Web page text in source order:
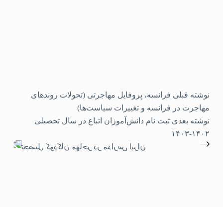
نوشته قبلی فرانسه، پروفایل مهاجرتی (تحولات روندهای
مهاجرت در فرانسه و تغییرات سیاست‌ها)
نوشته بعدی ثبت نام دانش‌آموزان اتباع در سال تحصیلی
۱۴۰۲-۱۴۰۳